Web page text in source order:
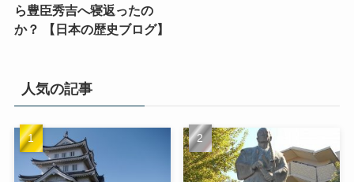
ら豊臣秀吉へ寝返ったの
か？ 【日本の歴史ブログ】
人気の記事